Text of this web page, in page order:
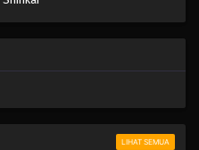
LIHAT SEMUA